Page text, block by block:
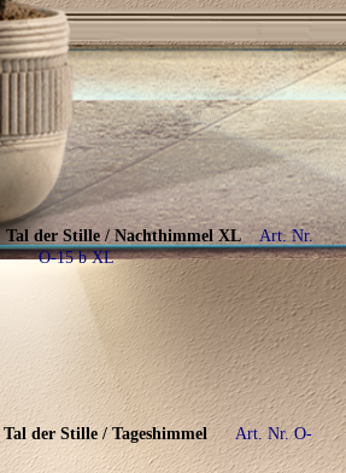
der Stille / Nachthimmel XL Art. Nr.
O-15 b XL
der Stille / Tageshimmel
Art. Nr. O-